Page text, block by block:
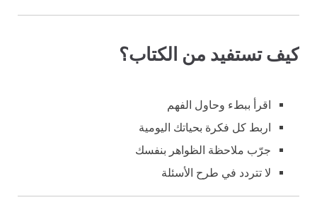
كيف تستفيد من الكتاب؟
اقرأ ببطء وحاول الفهم
اربط كل فكرة بحياتك اليومية
جرّب ملاحظة الظواهر بنفسك
لا تتردد في طرح الأسئلة